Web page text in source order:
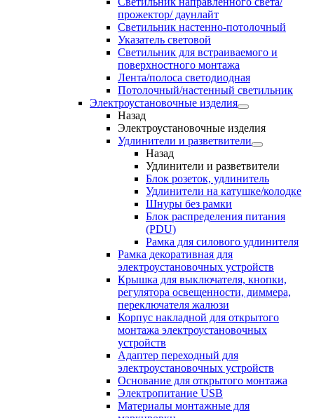
прожектор/ даунлайт
Светильник настенно-потолочный
Указатель световой
Светильник для встраиваемого и
поверхностного монтажа
Лента/полоса светодиодная
Потолочный/настенный светильник
Электроустановочные изделия
Назад
Электроустановочные изделия
Удлинители и разветвители
Назад
Удлинители и разветвители
Блок розеток, удлинитель
Удлинители на катушке/колодке
Шнуры без рамки
Блок распределения питания
(PDU)
Рамка для силового удлинителя
Рамка декоративная для
электроустановочных устройств
Крышка для выключателя, кнопки,
регулятора освещенности, диммера,
переключателя жалюзи
Корпус накладной для открытого
монтажа электроустановочных
устройств
Адаптер переходный для
электроустановочных устройств
Основание для открытого монтажа
Электропитание USB
Материалы монтажные для